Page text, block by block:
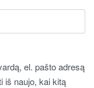
el. pašto adresą
iš naujo, kai kitą